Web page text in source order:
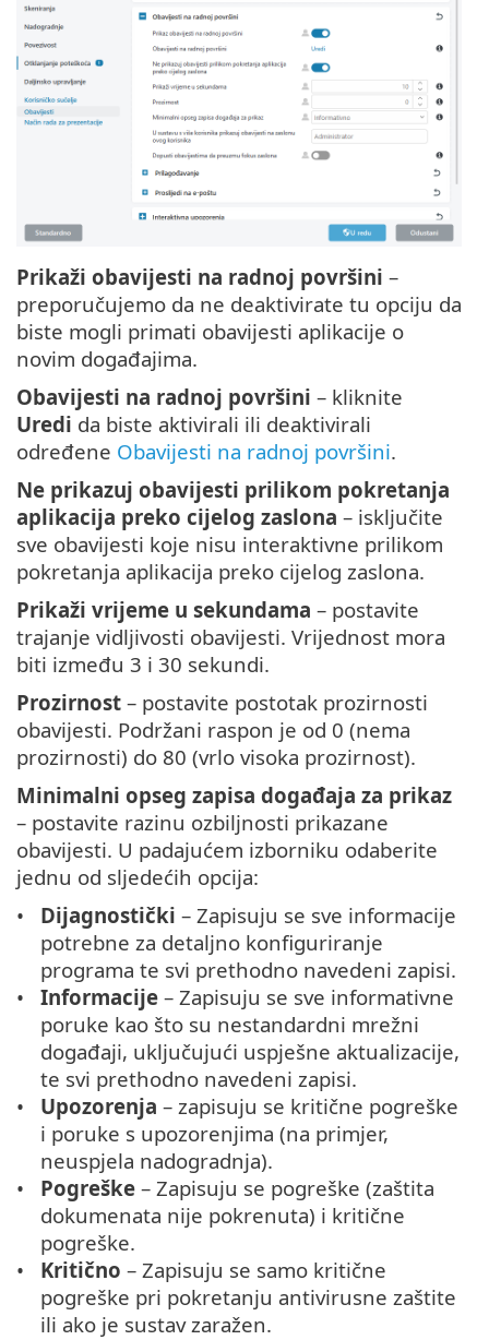
Prikaži obavijesti na radnoj površini –
preporučujemo da ne deaktivirate tu opciju da
biste mogli primati obavijesti aplikacije o
novim događajima.
Obavijesti na radnoj površini – kliknite
Uredi da biste aktivirali ili deaktivirali
određene Obavijesti na radnoj površini.
Ne prikazuj obavijesti prilikom pokretanja
aplikacija preko cijelog zaslona – isključite
sve obavijesti koje nisu interaktivne prilikom
pokretanja aplikacija preko cijelog zaslona.
Prikaži vrijeme u sekundama – postavite
trajanje vidljivosti obavijesti. Vrijednost mora
biti između 3 i 30 sekundi.
Prozirnost – postavite postotak prozirnosti
obavijesti. Podržani raspon je od 0 (nema
prozirnosti) do 80 (vrlo visoka prozirnost).
Minimalni opseg zapisa događaja za prikaz
– postavite razinu ozbiljnosti prikazane
obavijesti. U padajućem izborniku odaberite
jednu od sljedećih opcija:
Dijagnostički – Zapisuju se sve informacije
potrebne za detaljno konfiguriranje
programa te svi prethodno navedeni zapisi.
Informacije – Zapisuju se sve informativne
poruke kao što su nestandardni mrežni
događaji, uključujući uspješne aktualizacije,
te svi prethodno navedeni zapisi.
Upozorenja – zapisuju se kritične pogreške
i poruke s upozorenjima (na primjer,
neuspjela nadogradnja).
Pogreške – Zapisuju se pogreške (zaštita
dokumenata nije pokrenuta) i kritične
pogreške.
Kritično – Zapisuju se samo kritične
pogreške pri pokretanju antivirusne zaštite
ili ako je sustav zaražen.